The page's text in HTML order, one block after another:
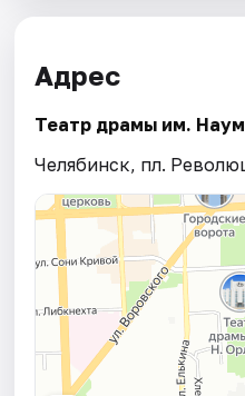
Адрес
Театр драмы им.
Челябинск, пл.